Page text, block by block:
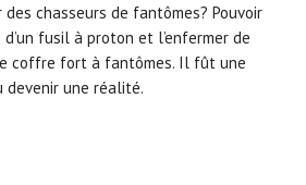
chasseurs de fantômes? Pouvoir
fusil à proton et l’enfermer de
coffre fort à fantômes. Il fût une
devenir une réalité.